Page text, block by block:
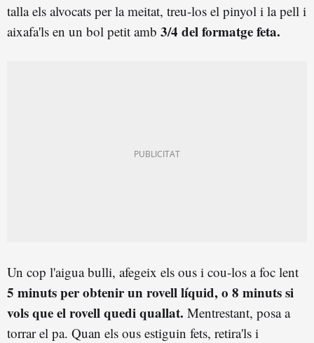
talla els alvocats per la meitat, treu-los el pinyol i la pell i
aixafa'ls en un bol petit amb 3/4 del formatge feta.
Un cop l'aigua bulli, afegeix els ous i cou-los a foc lent
5 minuts per obtenir un rovell líquid, o 8 minuts si
vols que el rovell quedi quallat. Mentrestant, posa a
torrar el pa. Quan els ous estiguin fets, retira'ls i